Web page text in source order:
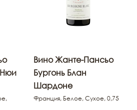
Нюи
Вино Жанте-Пансьо
Бургонь Блан
Шардоне
Франция, Белое, Сухое, 0,75